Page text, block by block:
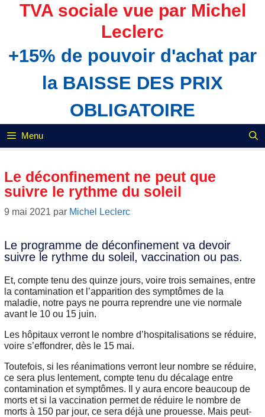
TVA sociale vue par Michel
Leclerc
+15% de pouvoir d'achat par
la BAISSE DES PRIX
OBLIGATOIRE
Menu
Le déconfinement ne peut que
suivre le rythme du soleil
9 mai 2021 par Michel Leclerc
Le programme de déconfinement va devoir
suivre le rythme du soleil, vaccination ou pas.
Et, compte tenu des quinze jours, voire trois semaines, entre
la contamination et l’apparition des symptômes de la
maladie, notre pays ne pourra reprendre une vie normale
avant le 10 ou 15 juin.
Les hôpitaux verront le nombre d’hospitalisations se réduire,
voire s’effondrer, dès le 15 mai.
Toutefois, si les réanimations verront leur nombre se réduire,
ce sera plus lentement, compte tenu du décalage entre
contamination et symptômes. Il y aura encore beaucoup de
morts et si la vaccination permet de réduire le nombre de
morts à 150 par jour, ce sera déjà une prouesse. Mais peut-